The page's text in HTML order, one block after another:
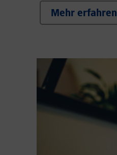
Mehr erfahren